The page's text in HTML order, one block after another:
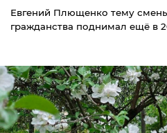
Евгений Плющенко тему
гражданства поднимал ещё в